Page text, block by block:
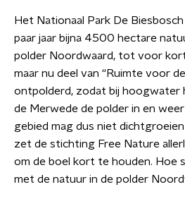
Het Nationaal Park De
paar jaar bijna 4500 hectare
polder Noordwaard, tot voor
maar nu deel van “Ruimte voor
ontpolderd, zodat bij hoogwater
de Merwede de polder in en
gebied mag dus niet
zet de stichting Free Nature
om de boel kort te houden. Hoe
met de natuur in de polder